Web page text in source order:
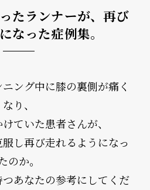
たランナーが、再び
なった症例集。
ング中に膝の裏側が痛く
なり、
ていた患者さんが、
し再び走れるようになっ
のか。
あなたの参考にしてくだ